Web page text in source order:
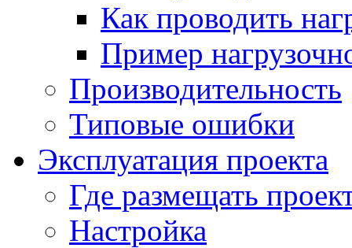
Как проводить
Пример
Производительность
Типовые ошибки
Эксплуатация проекта
Где размещать
Настройка